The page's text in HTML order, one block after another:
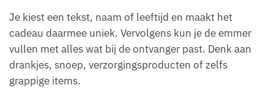
Je kiest een tekst, naam of leeftijd en maakt het
cadeau daarmee uniek. Vervolgens kun je de emmer
vullen met alles wat bij de ontvanger past. Denk aan
drankjes, snoep, verzorgingsproducten of zelfs
grappige items.